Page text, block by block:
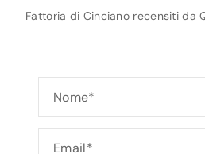
Fattoria di Cinciano recensiti da